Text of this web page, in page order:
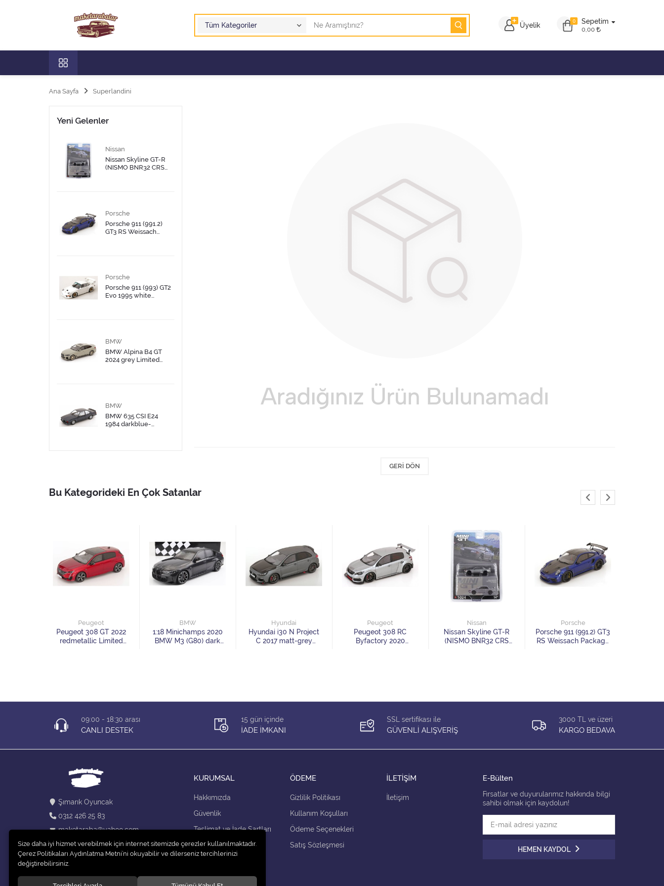
0 Sepetim
0,00
Üyelik
Ana Sayfa Superlandini
GERI DÖN
Yeni Gelenler
Nissan
Nissan Skyline GT-R
(NISMO BNR32 CRS
Porsche
Porsche 911 (991.2)
GT3 RS Weissach
Porsche
Porsche 911 (993) GT2
Evo 1995 white
BMW
BMW Alpina B4 GT
2024 grey Limited
BMW
BMW 635 CSI E24
1984 darkblue-
Bu Kategorideki En Çok Satanlar
Peugeot
Peugeot 308 GT 2022
redmetallic Limited
BMW
1:18 Minichamps 2020
BMW M3 (G80) dark
Hyundai
Hyundai i30 N Project
C 2017 matt-grey
Peugeot
Peugeot 308 RC
Byfactory 2020
Nissan
Nissan Skyline GT-R
(NISMO BNR32 CRS
Porsche
Porsche 911 (991.2) GT3
RS Weissach Package
09:00 - 18:30 arası
CANLI DESTEK
15 gün içinde
İADE İMKANI
SSL sertifikası ile
GÜVENLİ ALIŞVERİŞ
3000 TL ve üzeri
KARGO BEDAVA
Şımarık Oyuncak
0312 426 25 83
maketaraba@yahoo.com
E-Bülten
Fırsatlar ve duyurularımız hakkında bilgi
sahibi olmak için kaydolun!
HEMEN KAYDOL
KURUMSAL
Hakkımızda
Güvenlik
Teslimat ve İade Şartları
Kargo Seçenekleri
ÖDEME
Gizlilik Politikası
Kullanım Koşulları
Ödeme Seçenekleri
Satış Sözleşmesi
İLETİŞİM
İletişim
Size daha iyi hizmet verebilmek için internet sitemizde çerezler kullanılmaktadır.
Çerez Politikaları Aydınlatma Metni’ni okuyabilir ve dilerseniz tercihlerinizi
değiştirebilirsiniz.